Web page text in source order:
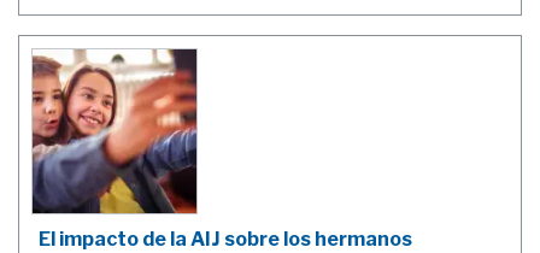
El impacto de la AIJ sobre los hermanos